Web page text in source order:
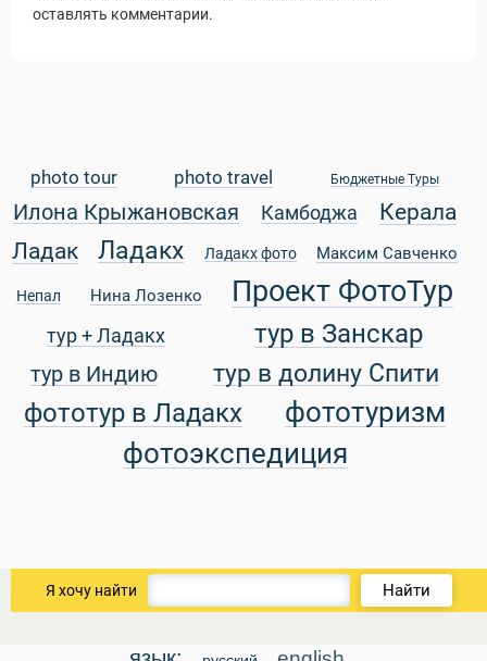
Туры
Статьи
оставлять комментарии.
photo tour photo travel Бюджетные Туры
Илона Крыжановская Камбоджа
Керала
Ладак
Ладакх Ладакх фото Максим Савченко
Непал Нина Лозенко Проект ФотоТур
тур + Ладакх тур в Занскар
тур в Индию тур в долину Спити
фототур в Ладакх
фототуризм
фотоэкспедиция
Я хочу найти Найти